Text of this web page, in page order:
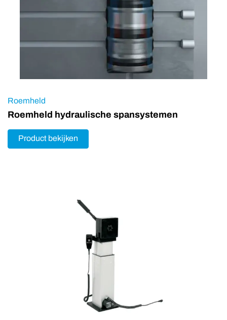
Roemheld
Roemheld hydraulische spansystemen
Product bekijken